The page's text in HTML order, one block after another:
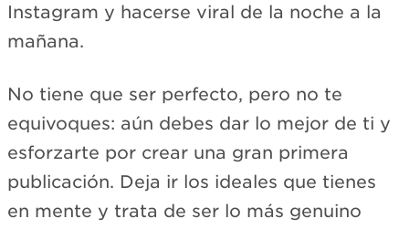
Instagram y hacerse viral de la noche a la
mañana.
No tiene que ser perfecto, pero no te
equivoques: aún debes dar lo mejor de ti y
esforzarte por crear una gran primera
publicación. Deja ir los ideales que tienes
en mente y trata de ser lo más genuino